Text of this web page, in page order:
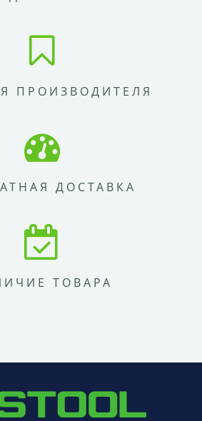
ПРОИЗВОДИТЕЛЯ
ДОСТАВКА
ТОВАРА